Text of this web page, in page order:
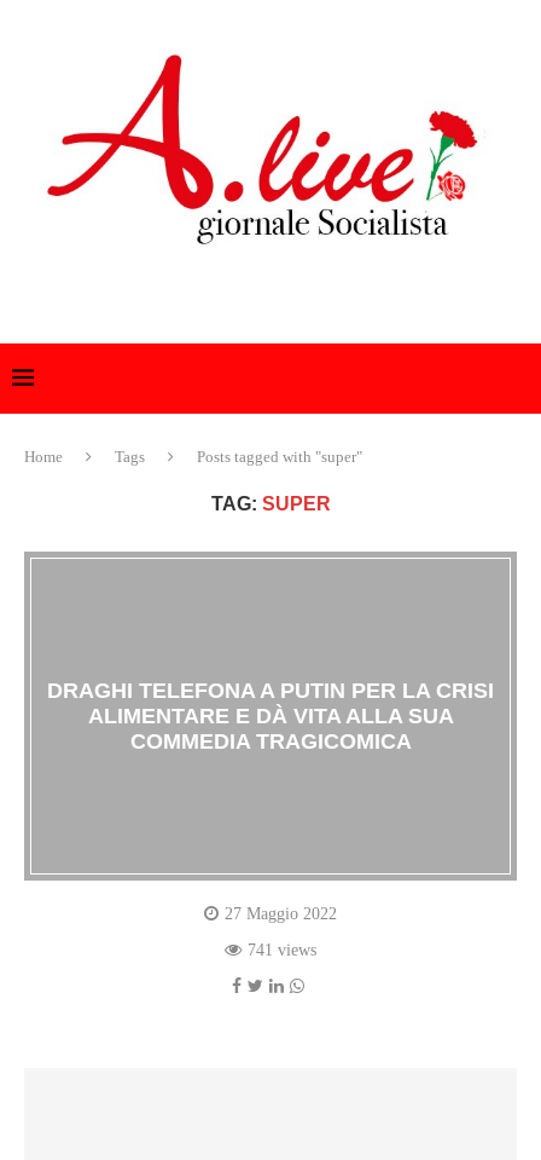
Home Tags Posts tagged with "super"
TAG: SUPER
DRAGHI TELEFONA A PUTIN PER LA CRISI
ALIMENTARE E DÀ VITA ALLA SUA
COMMEDIA TRAGICOMICA
27 Maggio 2022
741 views